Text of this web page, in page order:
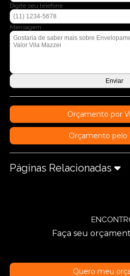
Digite seu telefone
Mensagem
Orçamento por
Orçamento pelo
Páginas Relacionadas
Faça seu
Quero meu